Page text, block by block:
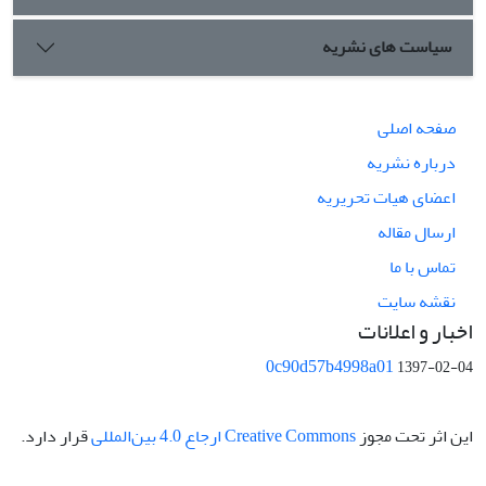
سیاست های نشریه
صفحه اصلی
درباره نشریه
اعضای هیات تحریریه
ارسال مقاله
تماس با ما
نقشه سایت
اخبار و اعلانات
0c90d57b4998a011397-02-04
این اثر تحت مجوز Creative Commons ارجاع 4.0 بین‌المللی قرار دارد.